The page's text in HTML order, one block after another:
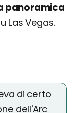
panoramica
Las Vegas.
di certo
dell'Arc